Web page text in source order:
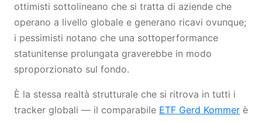
ottimisti sottolineano che si tratta di aziende che
operano a livello globale e generano ricavi ovunque;
i pessimisti notano che una sottoperformance
statunitense prolungata graverebbe in modo
sproporzionato sul fondo.
È la stessa realtà strutturale che si ritrova in tutti i
tracker globali — il comparabile ETF Gerd Kommer è